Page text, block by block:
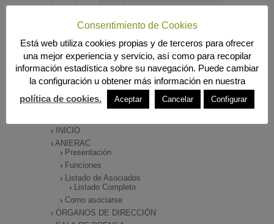
2025 JUL SEP 2027
Búsqueda
INICIO
ANIERAC
Presentación
Funciones
Listado de Asociados
Listado Completo
Como asociarse
ÓRGANOS DE DIRECCIÓN
Consentimiento de Cookies
Está web utiliza cookies propias y de terceros para ofrecer
una mejor experiencia y servicio, así como para recopilar
información estadística sobre su navegación. Puede cambiar
la configuración u obtener más información en nuestra
política de cookies.
Aceptar Cancelar Configurar